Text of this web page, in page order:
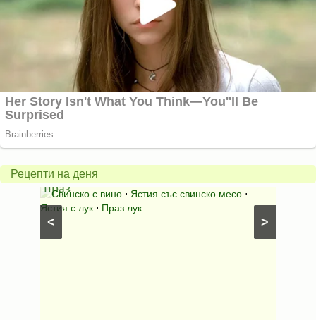
Рецепти на деня
>
<
Свинско
с
праз
Свинско с вино ⋅ Ястия със свинско месо ⋅
Ястия с лук ⋅ Праз лук
с
яйца